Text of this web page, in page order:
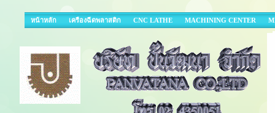
หน้าหลัก เครืองฉีดพลาสติก CNC LATHE MACHINING CENTER